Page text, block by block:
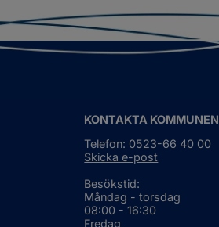
KONTAKTA KOMMUNEN
Telefon: 0523-66 40 00
Skicka e-post
Besökstid:
Måndag - torsdag
08:00 - 16:30
Fredag